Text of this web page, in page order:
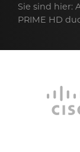
Sie sind hier:
PRIME HD